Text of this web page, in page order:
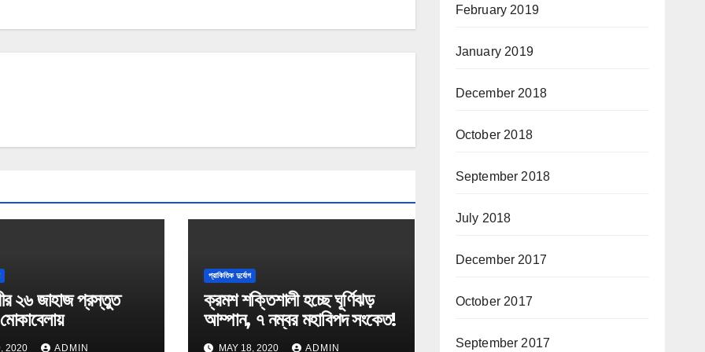
২৬ জাহাজ প্রস্তুত
2020 ADMIN
প্রাকিতিক দুর্যোগ
ক্রমশ শক্তিশালী হচ্ছে ঘূর্ণিঝড়
আম্পান, ৭ নম্বর মহাবিপদ সংকেত!
MAY 18, 2020 ADMIN
February 2019
January 2019
December 2018
October 2018
September 2018
July 2018
December 2017
October 2017
September 2017